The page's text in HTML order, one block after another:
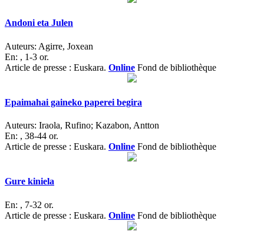
Andoni eta Julen
Auteurs: Agirre, Joxean
En: , 1-3 or.
Article de presse : Euskara. Online Fond de bibliothèque
Epaimahai gaineko paperei begira
Auteurs: Iraola, Rufino; Kazabon, Antton
En: , 38-44 or.
Article de presse : Euskara. Online Fond de bibliothèque
Gure kiniela
En: , 7-32 or.
Article de presse : Euskara. Online Fond de bibliothèque